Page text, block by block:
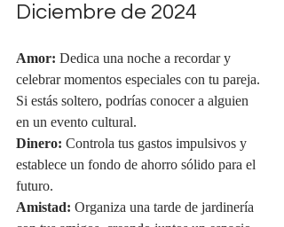
Diciembre de 2024
Amor: Dedica una noche a recordar y
celebrar momentos especiales con tu pareja.
Si estás soltero, podrías conocer a alguien
en un evento cultural.
Dinero: Controla tus gastos impulsivos y
establece un fondo de ahorro sólido para el
futuro.
Amistad: Organiza una tarde de jardinería